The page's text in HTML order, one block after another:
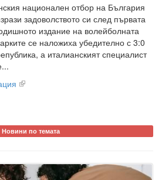
национален отбор на България
задоволството си след първата
издание на волейболната
се наложиха убедително с 3:0
а италианският специалист
Новини по темата